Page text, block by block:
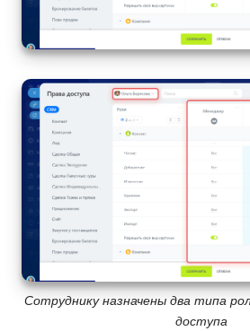
Сотруднику назначены два типа
доступа